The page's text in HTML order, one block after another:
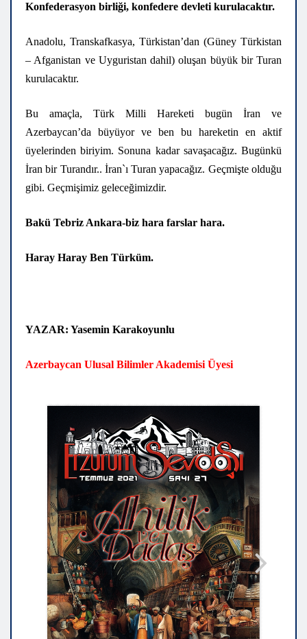
Konfederasyon birliği, konfedere devleti kurulacaktır.
Anadolu, Transkafkasya, Türkistan’dan (Güney Türkistan
– Afganistan ve Uyguristan dahil) oluşan büyük bir Turan
kurulacaktır.
Bu amaçla, Türk Milli Hareketi bugün İran ve
Azerbaycan’da büyüyor ve ben bu hareketin en aktif
üyelerinden biriyim. Sonuna kadar savaşacağız. Bugünkü
İran bir Turandır.. İran`ı Turan yapacağız. Geçmişte olduğu
gibi. Geçmişimiz geleceğimizdir.
Bakü Tebriz Ankara-biz hara farslar hara.
Haray Haray Ben Türküm.
YAZAR: Yasemin Karakoyunlu
Azerbaycan Ulusal Bilimler Akademisi Üyesi